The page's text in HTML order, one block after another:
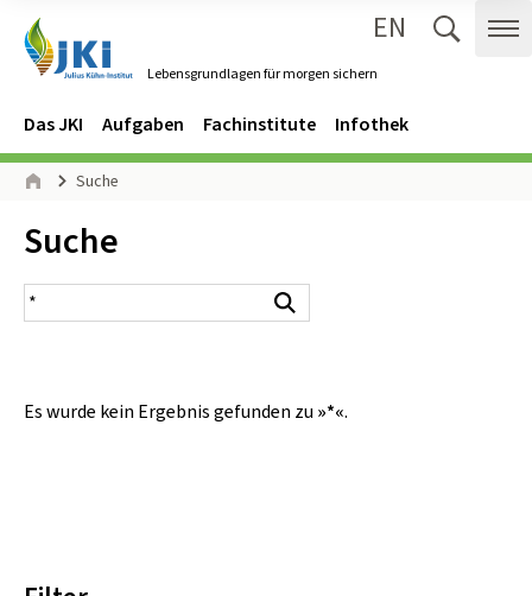
Lebensgrundlagen für morgen sichern
EN
Navigation
Hauptmenü
Das JKI Aufgaben Fachinstitute Infothek
Seitenpfad
Suche
Inhalt:
Suche
Suchergebnis
Es wurde kein Ergebnis gefunden zu »*«.